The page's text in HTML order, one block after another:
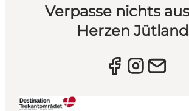
Verpasse nichts
Herzen